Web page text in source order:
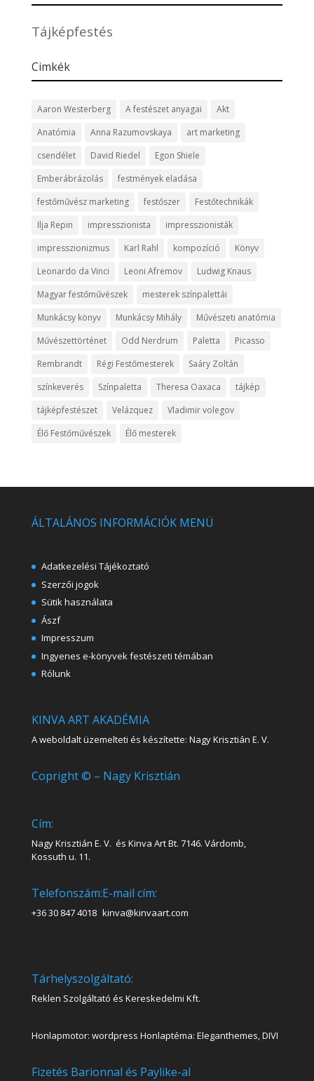
Tájképfestés
Cimkék
Aaron Westerberg A festészet anyagai
Akt
Anatómia
Anna Razumovskaya
art marketing
csendélet
David Riedel
Egon Shiele
Emberábrázolás
festmények eladása
festőművész marketing
festőszer
Festőtechnikák
Ilja Repin
impresszionista
impresszionisták
impresszionizmus
Karl Rahl kompozíció
Könyv
Leonardo da Vinci
Leoni Afremov
Ludwig Knaus
Magyar festőművészek
mesterek színpalettái
Munkácsy könyv
Munkácsy Mihály
Művészeti anatómia
Művészettörténet
Odd Nerdrum Paletta
Picasso
Rembrandt
Régi Festőmesterek
Saáry Zoltán
színkeverés
Színpaletta Theresa Oaxaca
tájkép
tájképfestészet
Velázquez
Vladimir volegov
Élő Festőművészek
Élő mesterek
ÁLTALÁNOS INFORMÁCIÓK MENÜ
Adatkezelési Tájékoztató
Szerzői jogok
Sütik használata
Ászf
Impresszum
Ingyenes e-könyvek festészeti témában
Rólunk
KINVA ART AKADÉMIA
A weboldalt üzemelteti és készítette: Nagy Krisztián E. V.
Copright © – Nagy Krisztián
Cím:
Nagy Krisztián E. V. és Kinva Art Bt. 7146. Várdomb,
Kossuth u. 11.
Telefonszám:
+36 30 847 4018
E-mail cím:
kinva@kinvaart.com
Tárhelyszolgáltató:
Reklen Szolgáltató és Kereskedelmi Kft.
Honlapmotor: wordpress Honlaptéma: Eleganthemes, DIVI
Fizetés Barionnal és Paylike-al